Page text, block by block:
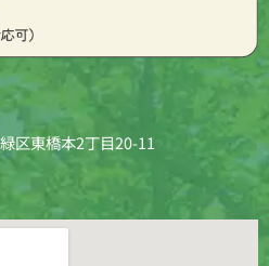
区東橋本2丁目20-11